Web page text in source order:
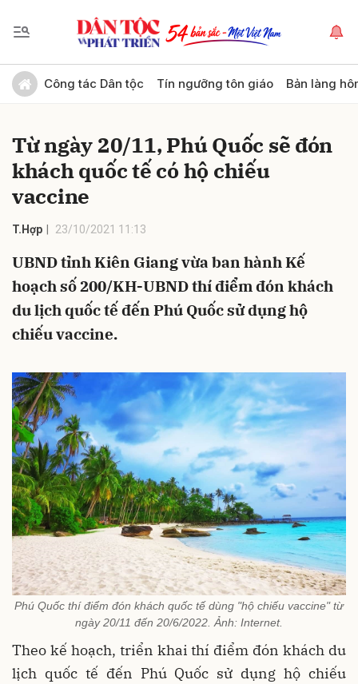
Công tác Dân tộc Tín ngưỡng tôn giáo Bản làng
Từ ngày 20/11, Phú Quốc sẽ đón
khách quốc tế có hộ chiếu
vaccine
T.Hợp 23/10/2021 11:13
UBND tỉnh Kiên Giang vừa ban hành Kế
hoạch số 200/KH-UBND thí điểm đón khách
du lịch quốc tế đến Phú Quốc sử dụng hộ
chiếu vaccine.
Phú Quốc thí điểm đón khách quốc tế dùng "hộ chiếu vaccine" từ
ngày 20/11 đến 20/6/2022. Ảnh: Internet.
Theo kế hoạch, triển khai thí điểm đón khách du
lịch quốc tế đến Phú Quốc sử dụng hộ chiếu
Gửi bình luận